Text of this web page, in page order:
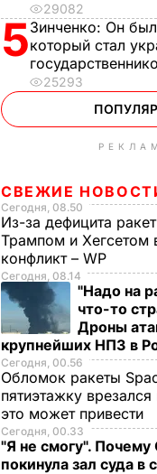
29082
5Зинченко: Он
который стал
25293
СВЕЖИЕ
Сегодня, 08.50
Из-за дефицита
Трампом и Хегсетом
конфликт – WP
Сегодня, 08.14
"Надо на
что-то
Дроны
крупнейших НПЗ в
Сегодня, 00.56
Обломок ракеты
пятиэтажку
это может привести
Сегодня, 00.33
"Я не смогу".
покинула зал суда в